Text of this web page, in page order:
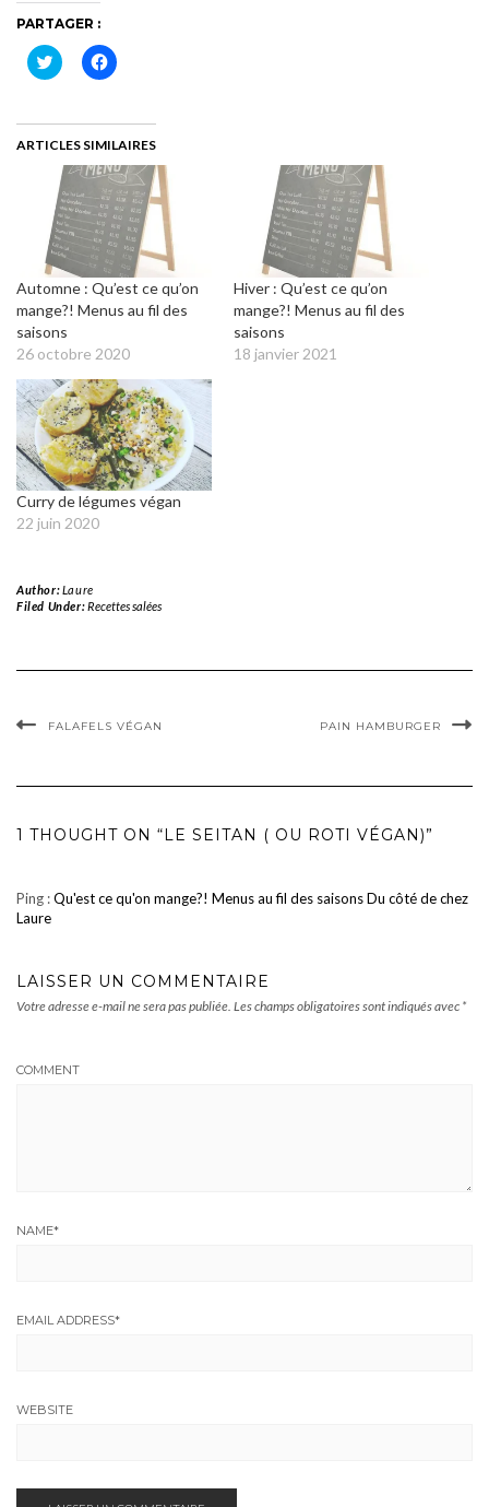
PARTAGER :
Cliquez
pour
dans
une
fenêtre)
Cliquez
pour
dans
une
fenêtre)
ARTICLES SIMILAIRES
Automne : Qu’est ce qu’on
mange?! Menus au fil des
saisons
26 octobre 2020
Hiver : Qu’est ce qu’on
mange?! Menus au fil des
saisons
18 janvier 2021
Curry de légumes végan
22 juin 2020
Author:Laure
Filed Under:Recettes salées
FALAFELS VÉGAN PAIN HAMBURGER
1 THOUGHT ON “LE SEITAN ( OU ROTI VÉGAN)”
Ping :Qu'est ce qu'on mange?! Menus au fil des saisons Du côté de chez
Laure
LAISSER UN COMMENTAIRE
Votre adresse e-mail ne sera pas publiée. Les champs obligatoires sont indiqués avec *
COMMENT
NAME*
EMAIL ADDRESS*
WEBSITE